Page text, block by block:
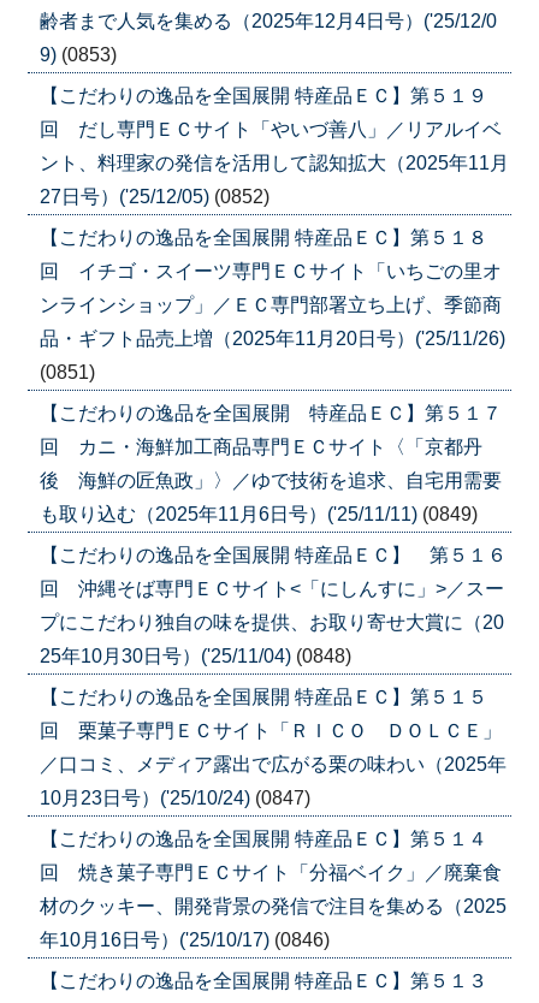
齢者まで人気を集める（2025年12月4日号）('25/12/0
9) (0853)
【こだわりの逸品を全国展開 特産品ＥＣ】第５１９
回 だし専門ＥＣサイト「やいづ善八」／リアルイベ
ント、料理家の発信を活用して認知拡大（2025年11月
27日号）('25/12/05) (0852)
【こだわりの逸品を全国展開 特産品ＥＣ】第５１８
回 イチゴ・スイーツ専門ＥＣサイト「いちごの里オ
ンラインショップ」／ＥＣ専門部署立ち上げ、季節商
品・ギフト品売上増（2025年11月20日号）('25/11/26)
(0851)
【こだわりの逸品を全国展開 特産品ＥＣ】第５１７
回 カニ・海鮮加工商品専門ＥＣサイト〈「京都丹
後 海鮮の匠魚政」〉／ゆで技術を追求、自宅用需要
も取り込む（2025年11月6日号）('25/11/11) (0849)
【こだわりの逸品を全国展開 特産品ＥＣ】 第５１６
回 沖縄そば専門ＥＣサイト<「にしんすに」>／スー
プにこだわり独自の味を提供、お取り寄せ大賞に（20
25年10月30日号）('25/11/04) (0848)
【こだわりの逸品を全国展開 特産品ＥＣ】第５１５
回 栗菓子専門ＥＣサイト「ＲＩＣＯ ＤＯＬＣＥ」
／口コミ、メディア露出で広がる栗の味わい（2025年
10月23日号）('25/10/24) (0847)
【こだわりの逸品を全国展開 特産品ＥＣ】第５１４
回 焼き菓子専門ＥＣサイト「分福ベイク」／廃棄食
材のクッキー、開発背景の発信で注目を集める（2025
年10月16日号）('25/10/17) (0846)
【こだわりの逸品を全国展開 特産品ＥＣ】第５１３